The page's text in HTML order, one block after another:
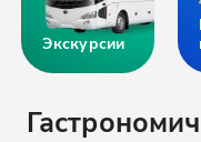
Экскурсии